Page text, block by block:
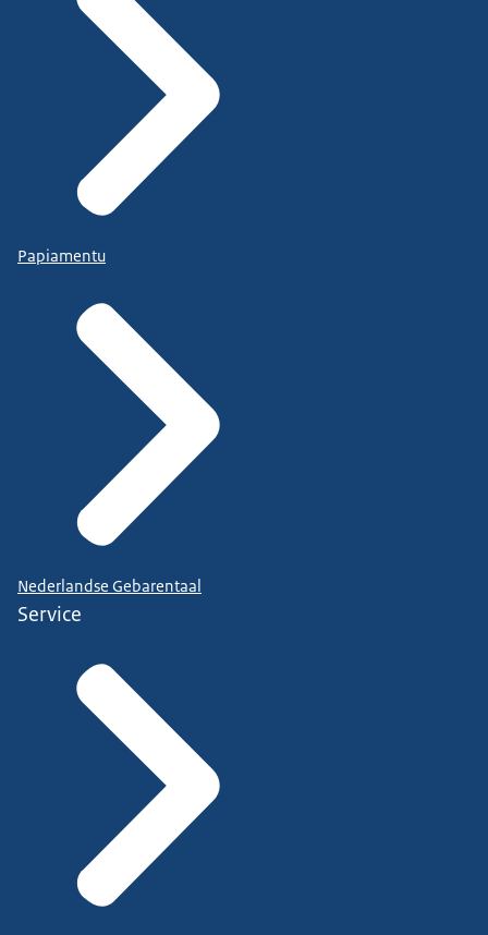
Papiamentu
Nederlandse Gebarentaal
Service